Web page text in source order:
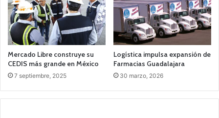
Mercado Libre construye su
CEDIS más grande en México
7 septiembre, 2025
Logística impulsa expansión de
Farmacias Guadalajara
30 marzo, 2026